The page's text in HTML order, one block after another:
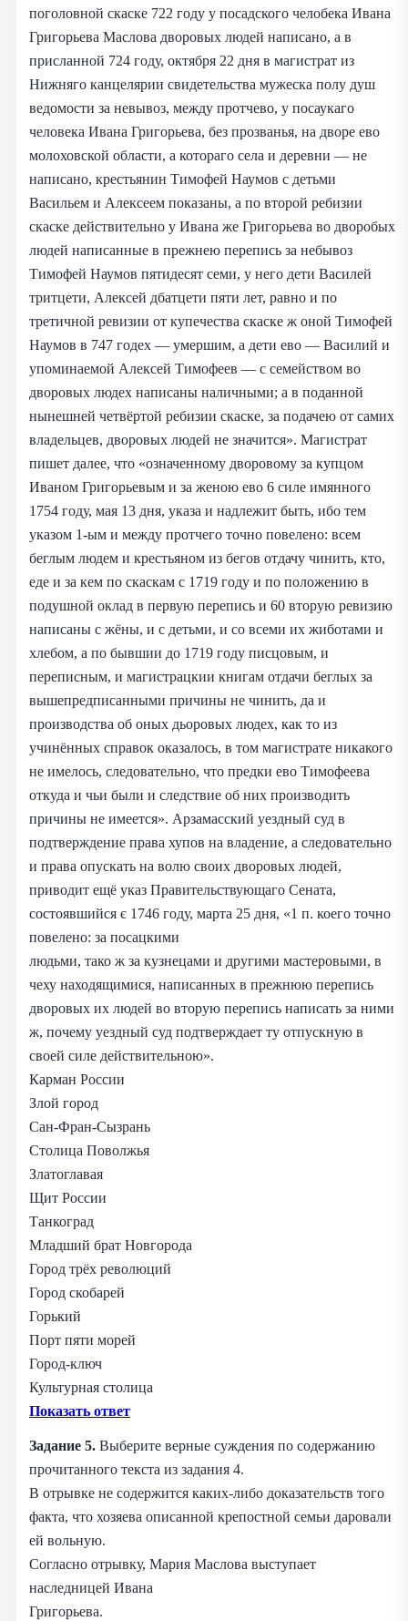
поголовной скаске 722 году у посадского челобека Ивана
Григорьева Маслова дворовых людей написано, а в
присланной 724 году, октября 22 дня в магистрат из
Нижняго канцелярии свидетельства мужеска полу душ
ведомости за невывоз, между протчево, у посаукаго
человека Ивана Григорьева, без прозванья, на дворе ево
молоховской области, а котораго села и деревни — не
написано, крестьянин Тимофей Наумов с детьми
Васильем и Алексеем показаны, а по второй ребизии
скаске действительно у Ивана же Григорьева во дворобых
людей написанные в прежнею перепись за небывоз
Тимофей Наумов пятидесят семи, у него дети Василей
тритцети, Алексей дбатцети пяти лет, равно и по
третичной ревизии от купечества скаске ж оной Тимофей
Наумов в 747 годех — умершим, а дети ево — Василий и
упоминаемой Алексей Тимофеев — с семейством во
дворовых людех написаны наличными; а в поданной
нынешней четвёртой ребизии скаске, за подачею от самих
владельцев, дворовых людей не значится». Магистрат
пишет далее, что «означенному дворовому за купцом
Иваном Григорьевым и за женою ево 6 силе имянного
1754 году, мая 13 дня, указа и надлежит быть, ибо тем
указом 1-ым и между протчего точно повелено: всем
беглым людем и крестьяном из бегов отдачу чинить, кто,
еде и за кем по скаскам с 1719 году и по положению в
подушной оклад в первую перепись и 60 вторую ревизию
написаны с жёны, и с детьми, и со всеми их жиботами и
хлебом, а по бывшии до 1719 году писцовым, и
переписным, и магистрацкии книгам отдачи беглых за
вышепредписанными причины не чинить, да и
производства об оных дьоровых людех, как то из
учинённых справок оказалось, в том магистрате никакого
не имелось, следовательно, что предки ево Тимофеева
откуда и чьи были и следствие об них производить
причины не имеется». Арзамасский уездный суд в
подтверждение права хупов на владение, а следовательно
и права опускать на волю своих дворовых людей,
приводит ещё указ Правительствующаго Сената,
состоявшийся є 1746 году, марта 25 дня, «1 п. коего точно
повелено: за посацкими
людьми, тако ж за кузнецами и другими мастеровыми, в
чеху находящимися, написанных в прежнюю перепись
дворовых их людей во вторую перепись написать за ними
ж, почему уездный суд подтверждает ту отпускную в
своей силе действительною».
Карман России
Злой город
Сан-Фран-Сызрань
Столица Поволжья
Златоглавая
Щит России
Танкоград
Младший брат Новгорода
Город трёх революций
Город скобарей
Горький
Порт пяти морей
Город-ключ
Культурная столица
Показать ответ
Задание 5. Выберите верные суждения по содержанию
прочитанного текста из задания 4.
В отрывке не содержится каких-либо доказательств того
факта, что хозяева описанной крепостной семьи даровали
ей вольную.
Согласно отрывку, Мария Маслова выступает
наследницей Ивана
Григорьева.